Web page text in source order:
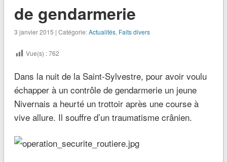
de gendarmerie
3 janvier 2015 | Catégorie:Actualités, Faits divers
Vue(s) :762
Dans la nuit de la Saint-Sylvestre, pour avoir voulu
échapper à un contrôle de gendarmerie un jeune
Nivernais a heurté un trottoir après une course à
vive allure. Il souffre d’un traumatisme crânien.